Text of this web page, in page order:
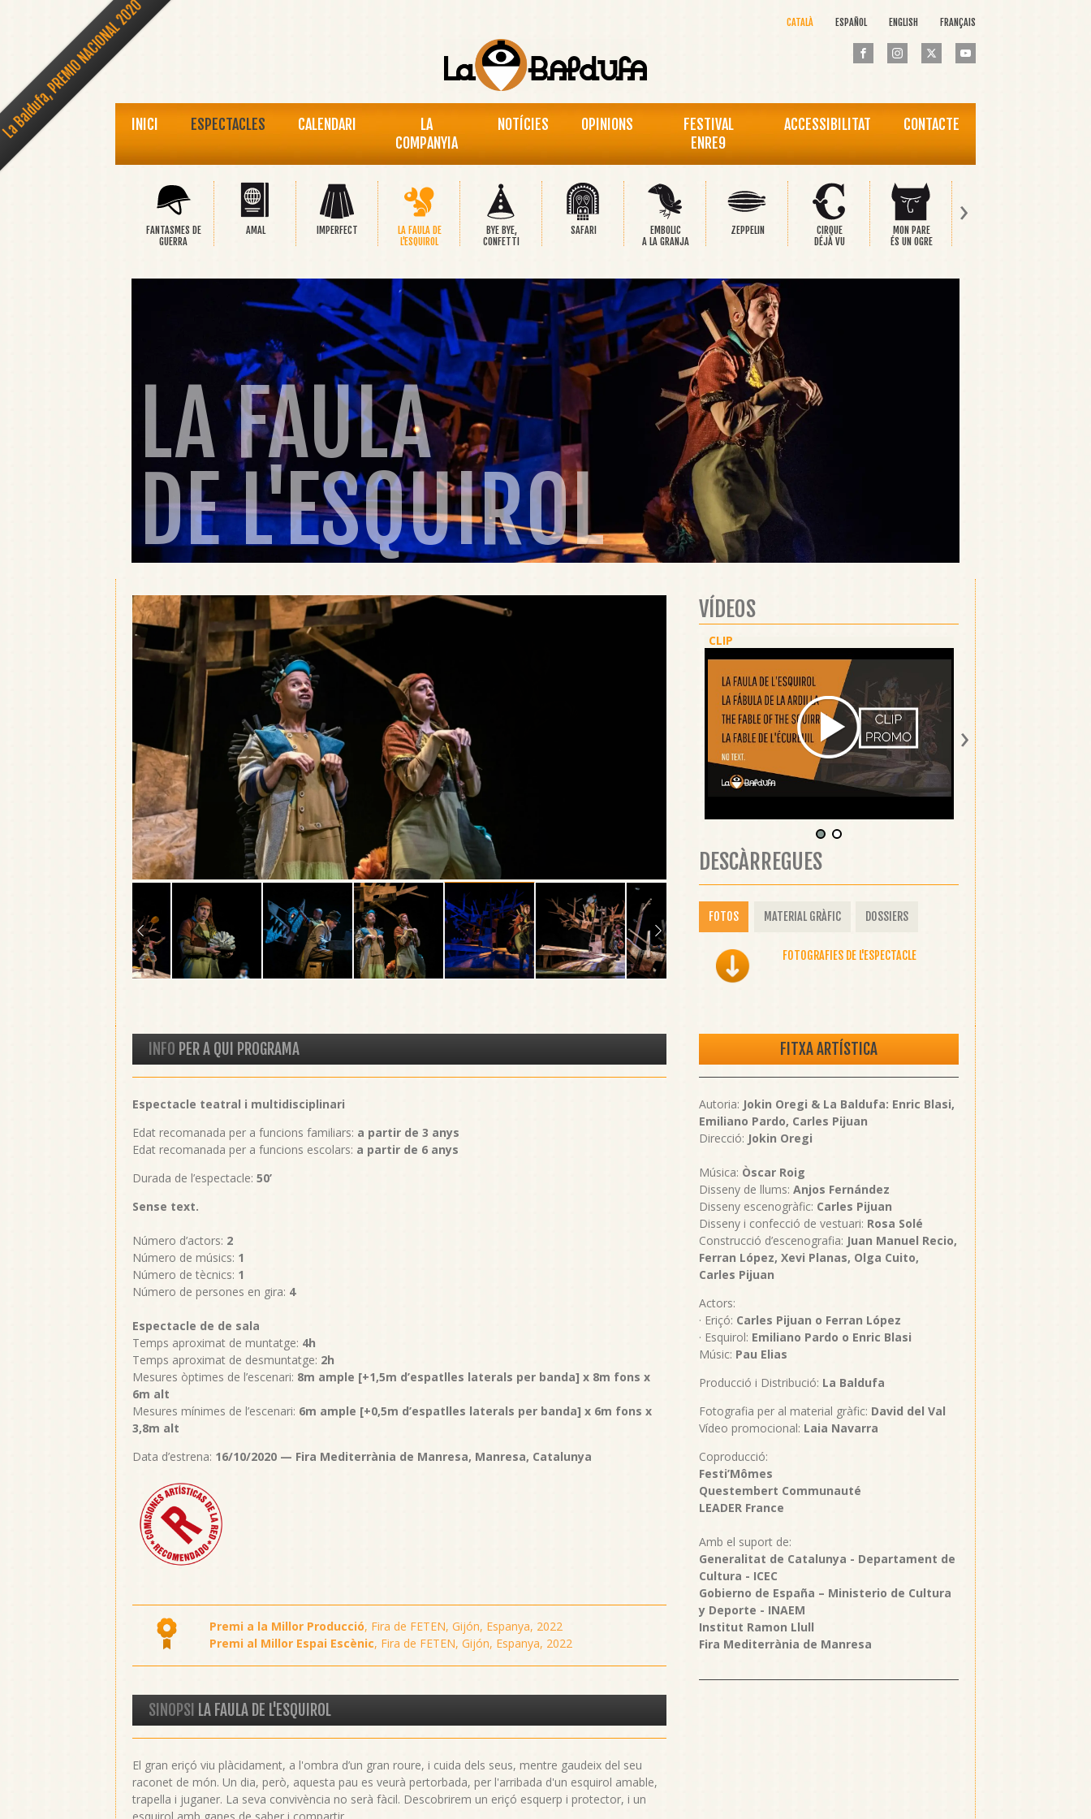
La Baldufa, PREMIO NACIONAL 2020 CATALÀ ESPAÑOL ENGLISH FRANÇAIS
INICI ESPECTACLES CALENDARI
LA
COMPANYIA
NOTÍCIES OPINIONS
FESTIVAL
ENRE9
ACCESSIBILITAT CONTACTE
FANTASMES DE
GUERRA
AMAL IMPERFECT
LA FAULA DE
L'ESQUIROL
BYE BYE,
CONFETTI
SAFARI
EMBOLIC
A LA GRANJA
ZEPPELIN
CIRQUE
DÉJÀ VU
MON PARE
ÉS UN OGRE
›
LA FAULA
DE L'ESQUIROL
VÍDEOS
CLIP ESPECTACLE
›
DESCÀRREGUES
FOTOS MATERIAL GRÀFIC DOSSIERS
FOTOGRAFIES DE L'ESPECTACLE
INFO PER A QUI PROGRAMA
Espectacle teatral i multidisciplinari
Edat recomanada per a funcions familiars: a partir de 3 anys
Edat recomanada per a funcions escolars: a partir de 6 anys
Durada de l’espectacle: 50’
Sense text.
Número d’actors: 2
Número de músics: 1
Número de tècnics: 1
Número de persones en gira: 4
Espectacle de de sala
Temps aproximat de muntatge: 4h
Temps aproximat de desmuntatge: 2h
Mesures òptimes de l’escenari: 8m ample [+1,5m d’espatlles laterals per banda] x 8m fons x
6m alt
Mesures mínimes de l’escenari: 6m ample [+0,5m d’espatlles laterals per banda] x 6m fons x
3,8m alt
Data d’estrena: 16/10/2020 — Fira Mediterrània de Manresa, Manresa, Catalunya
Premi a la Millor Producció, Fira de FETEN, Gijón, Espanya, 2022
Premi al Millor Espai Escènic, Fira de FETEN, Gijón, Espanya, 2022
SINOPSI LA FAULA DE L'ESQUIROL
El gran eriçó viu plàcidament, a l'ombra d’un gran roure, i cuida dels seus, mentre gaudeix del seu
raconet de món. Un dia, però, aquesta pau es veurà pertorbada, per l'arribada d'un esquirol amable,
trapella i juganer. La seva convivència no serà fàcil. Descobrirem un eriçó esquerp i protector, i un
FITXA ARTÍSTICA
Autoria: Jokin Oregi & La Baldufa: Enric Blasi,
Emiliano Pardo, Carles Pijuan
Direcció: Jokin Oregi
Música: Òscar Roig
Disseny de llums: Anjos Fernández
Disseny escenogràfic: Carles Pijuan
Disseny i confecció de vestuari: Rosa Solé
Construcció d’escenografia: Juan Manuel Recio,
Ferran López, Xevi Planas, Olga Cuito,
Carles Pijuan
Actors:
· Eriçó: Carles Pijuan o Ferran López
· Esquirol: Emiliano Pardo o Enric Blasi
Músic: Pau Elias
Producció i Distribució: La Baldufa
Fotografia per al material gràfic: David del Val
Vídeo promocional: Laia Navarra
Coproducció:
Festi’Mômes
Questembert Communauté
LEADER France
Amb el suport de:
Generalitat de Catalunya - Departament de
Cultura - ICEC
Gobierno de España – Ministerio de Cultura
y Deporte - INAEM
Institut Ramon Llull
Fira Mediterrània de Manresa